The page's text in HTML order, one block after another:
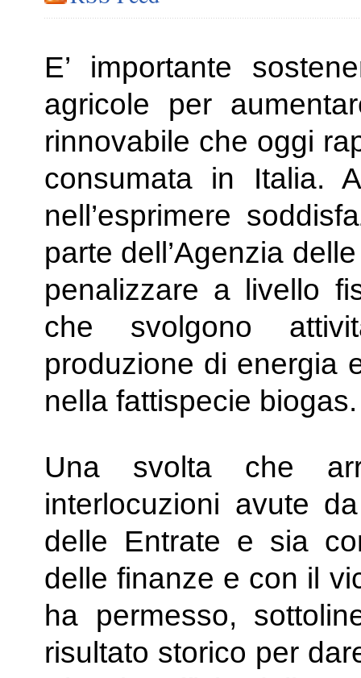
E’ importante
agricole per
rinnovabile che oggi
consumata in Italia.
nell’esprimere
parte dell’Agenzia
penalizzare a livello
che svolgono
produzione di energia
nella fattispecie biogas.
Una svolta che
interlocuzioni avute
delle Entrate e sia
delle finanze e con il
ha permesso,
risultato storico per